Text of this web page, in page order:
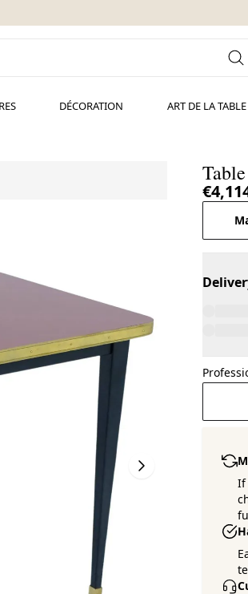
DÉCORATION ART DE LA TABLE
If